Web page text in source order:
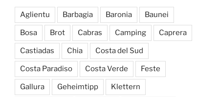
Aglientu Barbagia Baronia Baunei
Bosa Brot Cabras Camping Caprera
Castiadas Chia Costa del Sud
Costa Paradiso Costa Verde Feste
Gallura Geheimtipp Klettern